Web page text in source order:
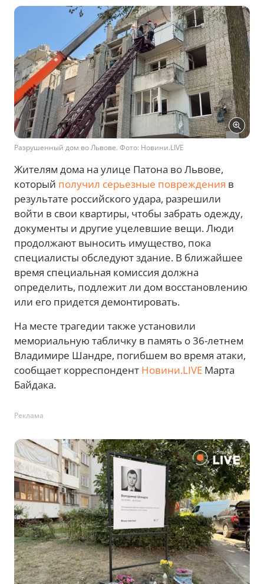
Разрушенный дом во Львове. Фото: Новини.LIVE
Жителям дома на улице Патона во Львове,
который получил серьезные повреждения в
результате российского удара, разрешили
войти в свои квартиры, чтобы забрать одежду,
документы и другие уцелевшие вещи. Люди
продолжают выносить имущество, пока
специалисты обследуют здание. В ближайшее
время специальная комиссия должна
определить, подлежит ли дом восстановлению
или его придется демонтировать.
На месте трагедии также установили
мемориальную табличку в память о 36-летнем
Владимире Шандре, погибшем во время атаки,
сообщает корреспондент Новини.LIVE Марта
Байдака.
Реклама